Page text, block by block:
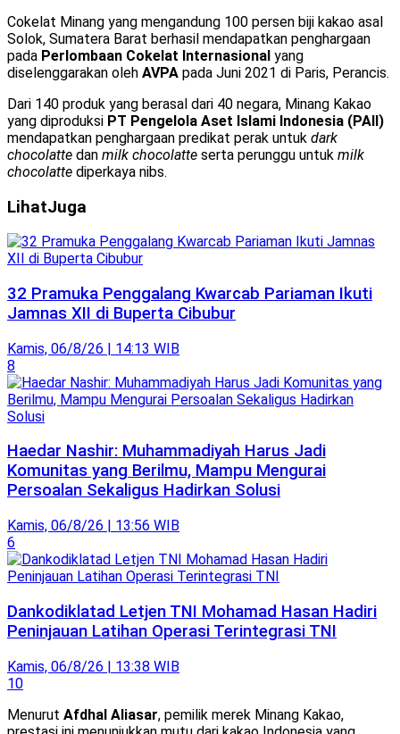
Cokelat Minang yang mengandung 100 persen biji kakao asal
Solok, Sumatera Barat berhasil mendapatkan penghargaan
pada Perlombaan Cokelat Internasional yang
diselenggarakan oleh AVPA pada Juni 2021 di Paris, Perancis.
Dari 140 produk yang berasal dari 40 negara, Minang Kakao
yang diproduksi PT Pengelola Aset Islami Indonesia (PAII)
mendapatkan penghargaan predikat perak untuk dark
chocolatte dan milk chocolatte serta perunggu untuk milk
chocolatte diperkaya nibs.
LihatJuga
32 Pramuka Penggalang Kwarcab Pariaman Ikuti
Jamnas XII di Buperta Cibubur
Kamis, 06/8/26 | 14:13 WIB
8
Haedar Nashir: Muhammadiyah Harus Jadi
Komunitas yang Berilmu, Mampu Mengurai
Persoalan Sekaligus Hadirkan Solusi
Kamis, 06/8/26 | 13:56 WIB
6
Dankodiklatad Letjen TNI Mohamad Hasan Hadiri
Peninjauan Latihan Operasi Terintegrasi TNI
Kamis, 06/8/26 | 13:38 WIB
10
Menurut Afdhal Aliasar, pemilik merek Minang Kakao,